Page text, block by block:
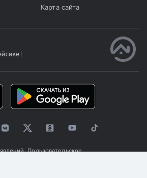
Карта сайта
Пользовательское